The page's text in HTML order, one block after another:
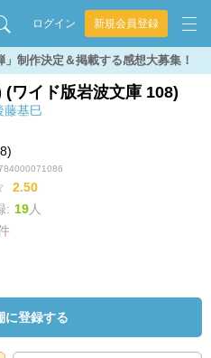
ログイン 新規会員登録
」制作決定＆掲載する感想大募集！
(ワイド版岩波文庫 108)
藤基巳
2.50
: 19人
に登録する